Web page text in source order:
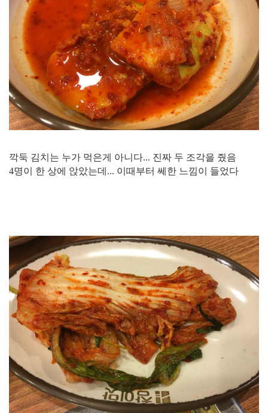
깍둑 김치는 누가 먹은게 아니다... 진짜 두 조각을 줬음
4명이 한 상에 앉았는데... 이때부터 쎄한 느낌이 들었다